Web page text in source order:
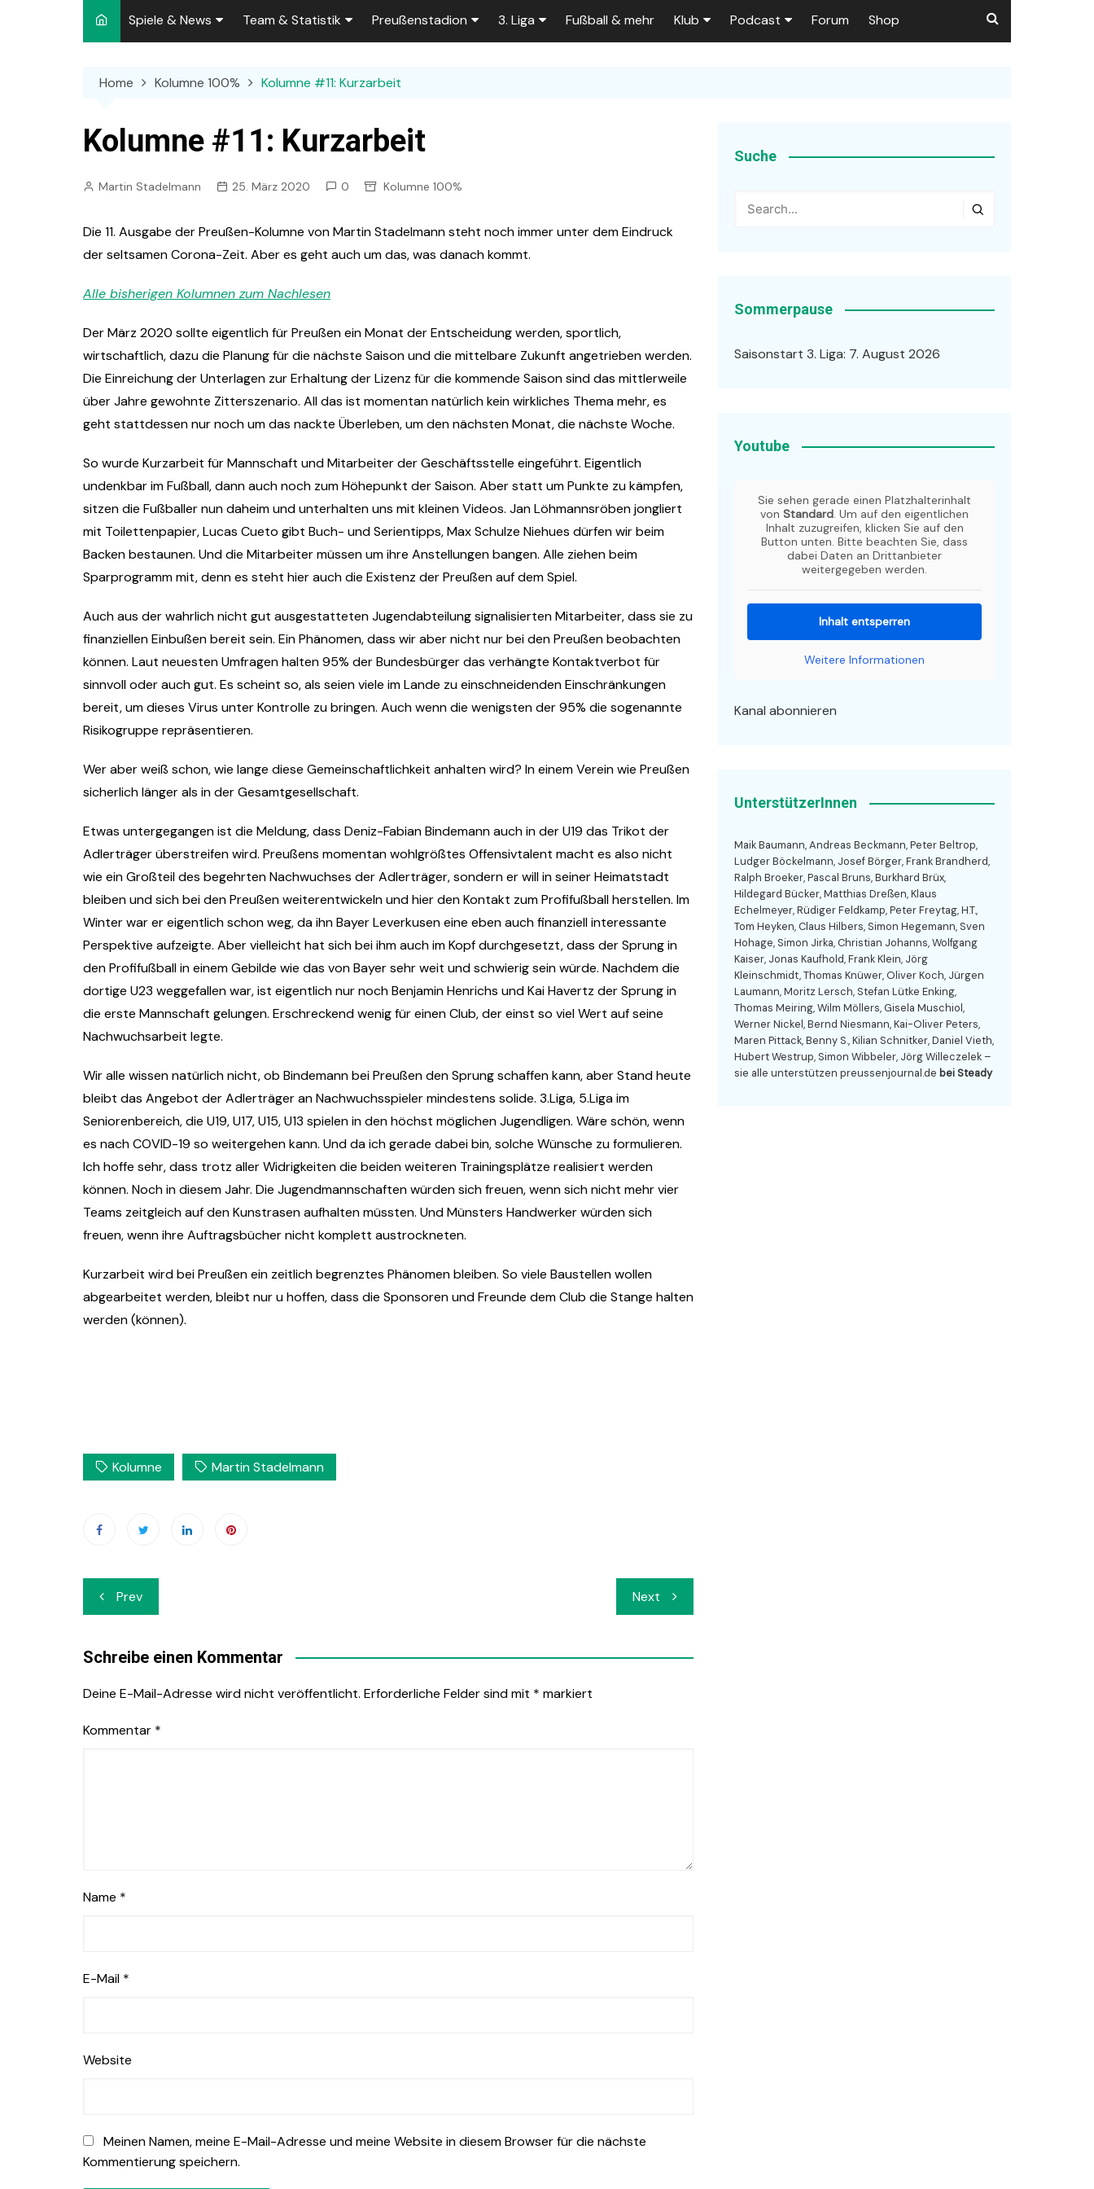
Spiele & News
Team-News
Testspiele
Archiv
Spielplan 2025/2026
Team & Statistik
Sperren und Ausfälle
Zuschauer-Statistik
„Kicker“ Elf des Tages
Ewige Tabellen
DFB-Strafen
Preußenstadion
Fragen und Antworten
Stadionumbau ab 2025
Stadion-Meilensteine
Das aktuelle
Preußenstadion
3. Liga Fußball & mehr Klub
Ex-Preußen
Podcast Forum Shop
Home Kolumne 100% Kolumne #11: Kurzarbeit
Kolumne #11: Kurzarbeit
Martin Stadelmann 25. März 2020 0 Kolumne 100%
Die 11. Ausgabe der Preußen-Kolumne von Martin Stadelmann steht noch immer unter dem Eindruck
der seltsamen Corona-Zeit. Aber es geht auch um das, was danach kommt.
Alle bisherigen Kolumnen zum Nachlesen
Der März 2020 sollte eigentlich für Preußen ein Monat der Entscheidung werden, sportlich,
wirtschaftlich, dazu die Planung für die nächste Saison und die mittelbare Zukunft angetrieben werden.
Die Einreichung der Unterlagen zur Erhaltung der Lizenz für die kommende Saison sind das mittlerweile
über Jahre gewohnte Zitterszenario. All das ist momentan natürlich kein wirkliches Thema mehr, es
geht stattdessen nur noch um das nackte Überleben, um den nächsten Monat, die nächste Woche.
So wurde Kurzarbeit für Mannschaft und Mitarbeiter der Geschäftsstelle eingeführt. Eigentlich
undenkbar im Fußball, dann auch noch zum Höhepunkt der Saison. Aber statt um Punkte zu kämpfen,
sitzen die Fußballer nun daheim und unterhalten uns mit kleinen Videos. Jan Löhmannsröben jongliert
mit Toilettenpapier, Lucas Cueto gibt Buch- und Serientipps, Max Schulze Niehues dürfen wir beim
Backen bestaunen. Und die Mitarbeiter müssen um ihre Anstellungen bangen. Alle ziehen beim
Sparprogramm mit, denn es steht hier auch die Existenz der Preußen auf dem Spiel.
Auch aus der wahrlich nicht gut ausgestatteten Jugendabteilung signalisierten Mitarbeiter, dass sie zu
finanziellen Einbußen bereit sein. Ein Phänomen, dass wir aber nicht nur bei den Preußen beobachten
können. Laut neuesten Umfragen halten 95% der Bundesbürger das verhängte Kontaktverbot für
sinnvoll oder auch gut. Es scheint so, als seien viele im Lande zu einschneidenden Einschränkungen
bereit, um dieses Virus unter Kontrolle zu bringen. Auch wenn die wenigsten der 95% die sogenannte
Risikogruppe repräsentieren.
Wer aber weiß schon, wie lange diese Gemeinschaftlichkeit anhalten wird? In einem Verein wie Preußen
sicherlich länger als in der Gesamtgesellschaft.
Etwas untergegangen ist die Meldung, dass Deniz-Fabian Bindemann auch in der U19 das Trikot der
Adlerträger überstreifen wird. Preußens momentan wohlgrößtes Offensivtalent macht es also nicht
wie ein Großteil des begehrten Nachwuchses der Adlerträger, sondern er will in seiner Heimatstadt
bleiben und sich bei den Preußen weiterentwickeln und hier den Kontakt zum Profifußball herstellen. Im
Winter war er eigentlich schon weg, da ihn Bayer Leverkusen eine eben auch finanziell interessante
Perspektive aufzeigte. Aber vielleicht hat sich bei ihm auch im Kopf durchgesetzt, dass der Sprung in
den Profifußball in einem Gebilde wie das von Bayer sehr weit und schwierig sein würde. Nachdem die
dortige U23 weggefallen war, ist eigentlich nur noch Benjamin Henrichs und Kai Havertz der Sprung in
die erste Mannschaft gelungen. Erschreckend wenig für einen Club, der einst so viel Wert auf seine
Nachwuchsarbeit legte.
Wir alle wissen natürlich nicht, ob Bindemann bei Preußen den Sprung schaffen kann, aber Stand heute
bleibt das Angebot der Adlerträger an Nachwuchsspieler mindestens solide. 3.Liga, 5.Liga im
Seniorenbereich, die U19, U17, U15, U13 spielen in den höchst möglichen Jugendligen. Wäre schön, wenn
es nach COVID-19 so weitergehen kann. Und da ich gerade dabei bin, solche Wünsche zu formulieren.
Ich hoffe sehr, dass trotz aller Widrigkeiten die beiden weiteren Trainingsplätze realisiert werden
können. Noch in diesem Jahr. Die Jugendmannschaften würden sich freuen, wenn sich nicht mehr vier
Teams zeitgleich auf den Kunstrasen aufhalten müssten. Und Münsters Handwerker würden sich
freuen, wenn ihre Auftragsbücher nicht komplett austrockneten.
Kurzarbeit wird bei Preußen ein zeitlich begrenztes Phänomen bleiben. So viele Baustellen wollen
abgearbeitet werden, bleibt nur u hoffen, dass die Sponsoren und Freunde dem Club die Stange halten
werden (können).
Kolumne Martin Stadelmann
Beitrags-
Navigation
Prev Next
Schreibe einen Kommentar
Deine E-Mail-Adresse wird nicht veröffentlicht. Erforderliche Felder sind mit * markiert
Kommentar *
Name *
E-Mail *
Website
Meinen Namen, meine E-Mail-Adresse und meine Website in diesem Browser für die nächste
Kommentierung speichern.
Suche
Sommerpause
Saisonstart 3. Liga: 7. August 2026
Youtube
Sie sehen gerade einen Platzhalterinhalt
von Standard. Um auf den eigentlichen
Inhalt zuzugreifen, klicken Sie auf den
Button unten. Bitte beachten Sie, dass
dabei Daten an Drittanbieter
weitergegeben werden.
Inhalt entsperren
Weitere Informationen
Kanal abonnieren
UnterstützerInnen
Maik Baumann, Andreas Beckmann, Peter Beltrop,
Ludger Böckelmann, Josef Börger, Frank Brandherd,
Ralph Broeker, Pascal Bruns, Burkhard Brüx,
Hildegard Bücker, Matthias Dreßen, Klaus
Echelmeyer, Rüdiger Feldkamp, Peter Freytag, H.T.,
Tom Heyken, Claus Hilbers, Simon Hegemann, Sven
Hohage, Simon Jirka, Christian Johanns, Wolfgang
Kaiser, Jonas Kaufhold, Frank Klein, Jörg
Kleinschmidt, Thomas Knüwer, Oliver Koch, Jürgen
Laumann, Moritz Lersch, Stefan Lütke Enking,
Thomas Meiring, Wilm Möllers, Gisela Muschiol,
Werner Nickel, Bernd Niesmann, Kai-Oliver Peters,
Maren Pittack, Benny S., Kilian Schnitker, Daniel Vieth,
Hubert Westrup, Simon Wibbeler, Jörg Willeczelek –
sie alle unterstützen preussenjournal.de bei Steady